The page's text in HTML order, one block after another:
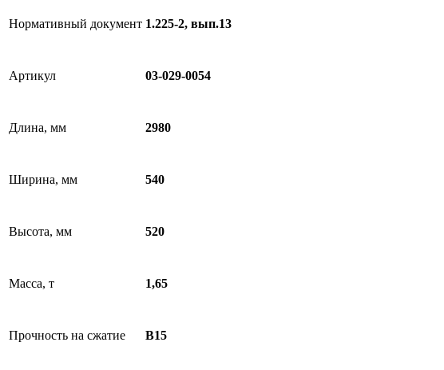
Нормативный документ 1.225-2, вып.13
Артикул 03-029-0054
Длина, мм 2980
Ширина, мм 540
Высота, мм 520
Масса, т 1,65
Прочность на сжатие B15